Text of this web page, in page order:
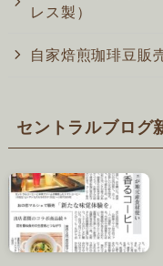
レス製）
自家焙煎珈琲豆販
セントラルブログ